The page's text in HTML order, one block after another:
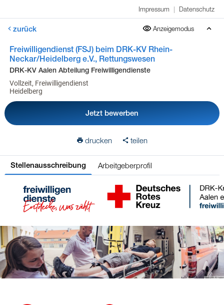
Impressum | Datenschutz
zurück Anzeigemodus
Freiwilligendienst (FSJ) beim DRK-KV Rhein-
Neckar/Heidelberg e.V., Rettungswesen
DRK-KV Aalen Abteilung Freiwilligendienste
Vollzeit, Freiwilligendienst
Heidelberg
Jetzt bewerben
drucken teilen
Stellenausschreibung Arbeitgeberprofil